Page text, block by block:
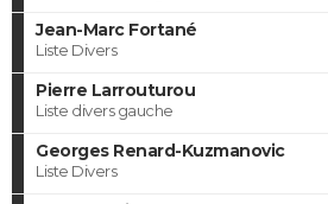
Jean-Marc Fortané
Liste Divers
Pierre Larrouturou
Liste divers gauche
Georges Renard-Kuzmanovic
Liste Divers